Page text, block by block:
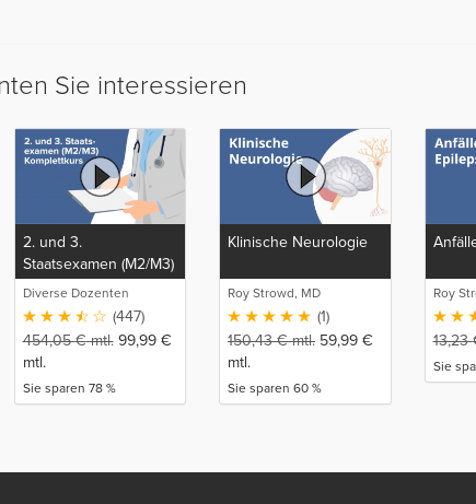
Sie interessieren
2. und 3.
Staatsexamen (M2/M3)
Komplettkurs
Diverse Dozenten
(447)
454,05€mtl. 99,99 €
mtl.
Sie sparen 78 %
Klinische Neurologie
Roy Strowd, MD
(1)
150,43€mtl. 59,99 €
mtl.
Sie sparen 60 %
Roy
13,23
Sie